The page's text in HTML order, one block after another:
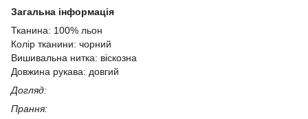
Загальна інформація
Тканина: 100% льон
Колір тканини: чорний
Вишивальна нитка: віскозна
Довжина рукава: довгий
Догляд:
Прання: